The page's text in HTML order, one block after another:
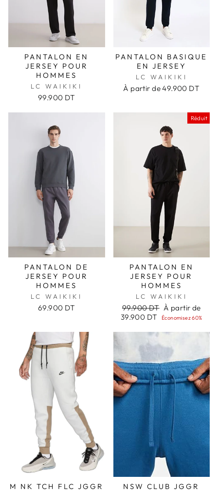
PANTALON EN
JERSEY POUR
HOMMES
LC WAIKIKI
99.900 DT
PANTALON BASIQUE
EN JERSEY
LC WAIKIKI
À partir de49.900 DT
PANTALON DE
JERSEY POUR
HOMMES
LC WAIKIKI
69.900 DT
Réduit
PANTALON EN
JERSEY POUR
HOMMES
LC WAIKIKI
Prix
régulier
99.900 DT Prix
réduit
À partir de
39.900 DT
Économisez 60%
M NK TCH FLC JGGR NSW CLUB JGGR